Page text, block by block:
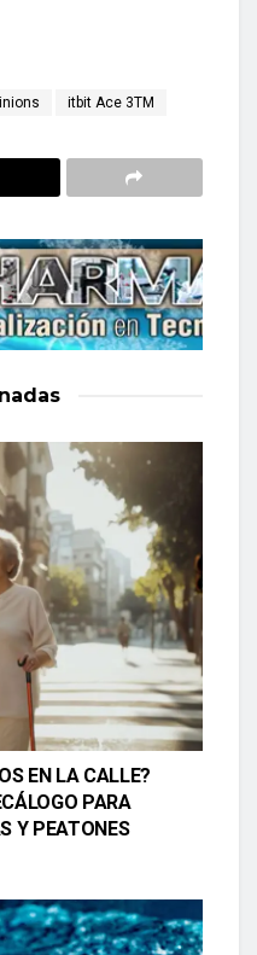
itbit Ace 3TM
EN LA CALLE?
PARA
Y PEATONES